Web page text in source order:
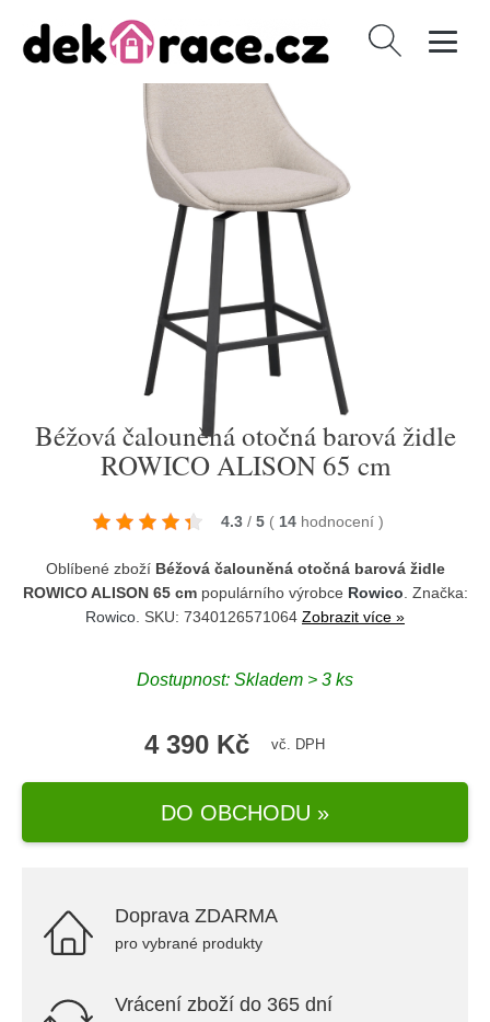
Vyhledávání
Béžová čalouněná otočná barová židle
ROWICO ALISON 65 cm
4.3 / 5 ( 14 hodnocení )
Oblíbené zboží Béžová čalouněná otočná barová židle
ROWICO ALISON 65 cmpopulárního výrobce Rowico . Značka:
Rowico . SKU: 7340126571064 Zobrazit více »
Dostupnost: Skladem > 3 ks
4 390 Kč vč. DPH
DO OBCHODU »
Doprava ZDARMA
pro vybrané produkty
Vrácení zboží do 365 dní